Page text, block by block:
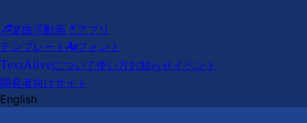
楽曲 動画
アプリ
テンプレート
フォント
TextAliveについて使い方お知らせイベント
開発者向けサイト
English